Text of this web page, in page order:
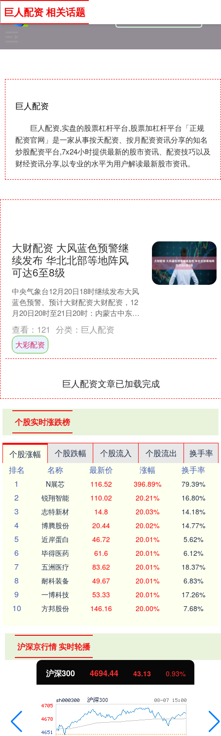
巨人配资
巨人配资,实盘的股票杠杆平台,股票加杠杆平台「正规
配资官网」是一家从事按天配资、按月配资资讯分享的知名
炒股配资平台,7x24小时提供最新的股市资讯、配资技巧以及
财经资讯分享,以专业的水平为用户解读最新股市资讯。
巨人配资 相关话题
大财配资 大风蓝色预警继
续发布 华北北部等地阵风
可达6至8级
中央气象台12月20日18时继续发布大风
蓝色预警。预计大财配资大财配资，12
月20日20时至21日20时：内蒙古中东
部、华北北部、新疆南疆盆地、西藏北
部、青海西....
查看： 121 分类： 巨人配资
大彩配资
巨人配资文章已加载完成
个股实时涨跌榜
个股涨幅 个股跌幅 个股流入 个股流出
换手率
排名
名称 最新价 涨幅
换手率
1
N展芯 116.52 396.89% 79.39%
2 锐翔智能 110.02 20.21% 16.80%
3 志特新材 14.8 20.03% 14.18%
4 博腾股份 20.44 20.02% 14.77%
5 近岸蛋白 46.72 20.01% 5.62%
6 毕得医药 61.6 20.01% 6.12%
7 五洲医疗 83.62 20.01% 18.37%
8 耐科装备 49.67 20.01% 6.83%
9 一博科技 53.33 20.01% 17.26%
10 方邦股份 146.16 20.00% 7.68%
沪深京行情 实时轮播
沪深300 4694.44 43.13 0.93%